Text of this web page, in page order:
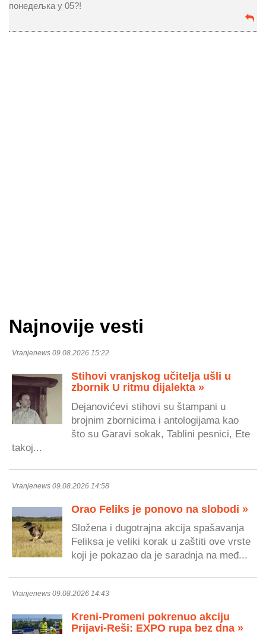
понедељка у 05?!
Najnovije vesti
Vranjenews 09.08.2026 15:22
Stihovi vranjskog učitelja ušli u
zbornik U ritmu dijalekta »
Dejanovićevi stihovi su štampani u
brojnim zbornicima i antologijama kao
što su Garavi sokak, Tablini pesnici, Ete
takoj...
Vranjenews 09.08.2026 14:58
Orao Feliks je ponovo na slobodi »
Složena i dugotrajna akcija spašavanja
Feliksa je veliki korak u zaštiti ove vrste
koji je pokazao da je saradnja na međ...
Vranjenews 09.08.2026 14:43
Kreni-Promeni pokrenuo akciju
Prijavi-Reši: EXPO rupa bez dna »